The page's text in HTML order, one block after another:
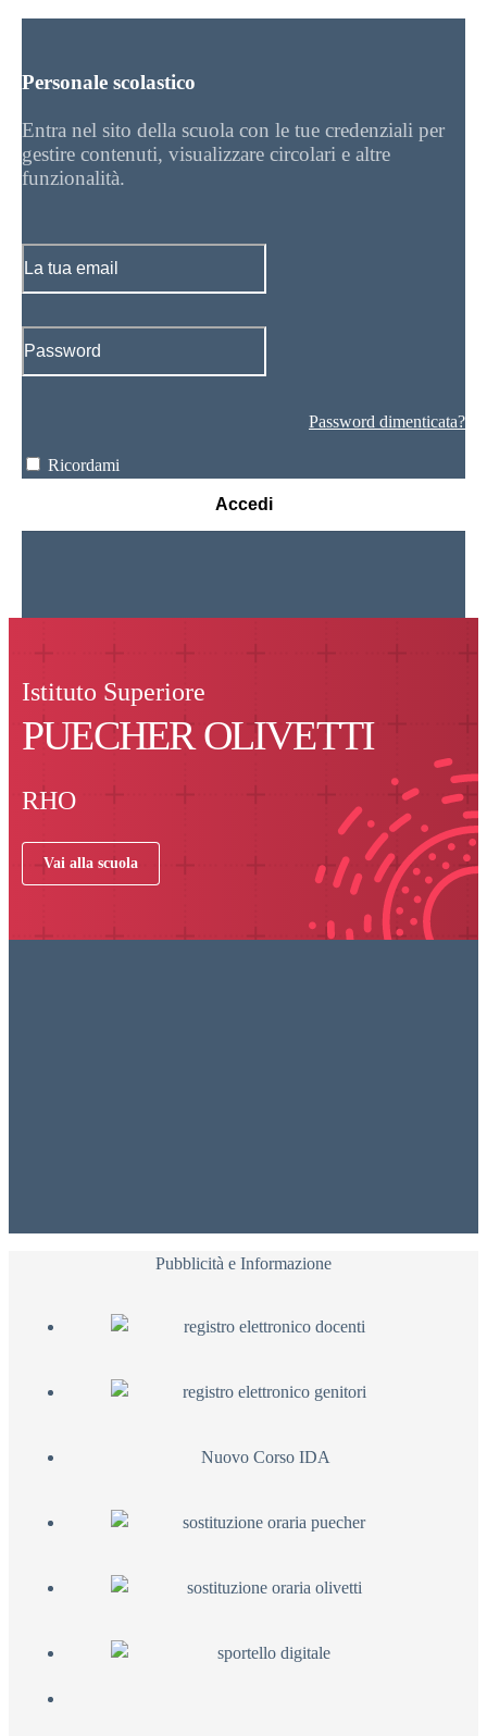
Personale scolastico
Entra nel sito della scuola con le tue credenziali per
gestire contenuti, visualizzare circolari e altre
funzionalità.
Password dimenticata?
Ricordami
Accedi
Istituto Superiore
PUECHER OLIVETTI
RHO
Vai alla scuola
Pubblicità e Informazione
Nuovo Corso IDA